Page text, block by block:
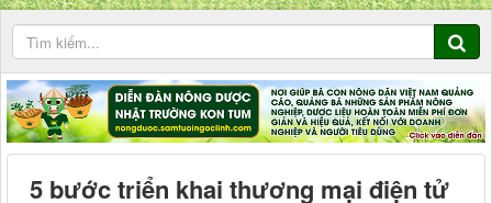
5 bước triển khai thương mại điện tử